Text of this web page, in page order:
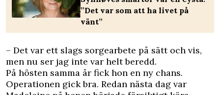
”Det var som att ha livet på
vänt”
– Det var ett slags sorgearbete på sätt och vis,
men nu ser jag inte var helt beredd.
På hösten samma år fick hon en ny chans.
Operationen gick bra. Redan nästa dag var